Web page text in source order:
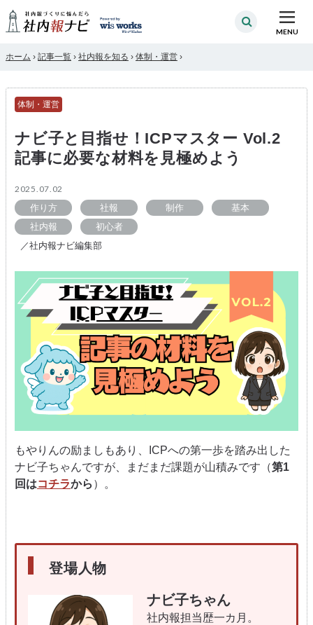
MENU
ホーム › 記事一覧 › 社内報を知る › 体制・運営 ›
体制・運営
ナビ子と目指せ！ICPマスター Vol.2
記事に必要な材料を見極めよう
2025.07.02
作り方
社報 制作
基本
社内報
初心者
／社内報ナビ編集部
もやりんの励ましもあり、ICPへの第一歩を踏み出した
ナビ子ちゃんですが、まだまだ課題が山積みです（第1
回はコチラから ）。
登場人物
ナビ子ちゃん
社内報担当歴一カ月。